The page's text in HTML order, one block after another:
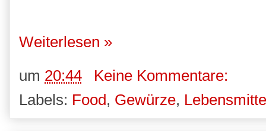
Weiterlesen »
um 20:44
Keine Kommentare:
Labels: Food, Gewürze,